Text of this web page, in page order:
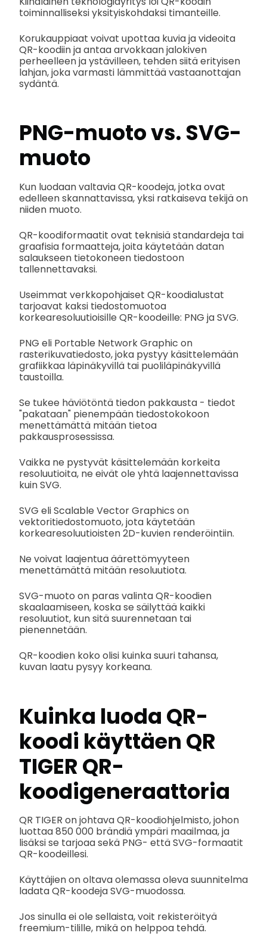
toiminnalliseksi yksityiskohdaksi timanteille.
Korukauppiaat voivat upottaa kuvia ja videoita
QR-koodiin ja antaa arvokkaan jalokiven
perheelleen ja ystävilleen, tehden siitä erityisen
lahjan, joka varmasti lämmittää vastaanottajan
sydäntä.
PNG-muoto vs. SVG-
muoto
Kun luodaan valtavia QR-koodeja, jotka ovat
edelleen skannattavissa, yksi ratkaiseva tekijä on
niiden muoto.
QR-koodiformaatit ovat teknisiä standardeja tai
graafisia formaatteja, joita käytetään datan
salaukseen tietokoneen tiedostoon
tallennettavaksi.
Useimmat verkkopohjaiset QR-koodialustat
tarjoavat kaksi tiedostomuotoa
korkearesoluutioisille QR-koodeille: PNG ja SVG.
PNG eli Portable Network Graphic on
rasterikuvatiedosto, joka pystyy käsittelemään
grafiikkaa läpinäkyvillä tai puoliläpinäkyvillä
taustoilla.
Se tukee häviötöntä tiedon pakkausta - tiedot
"pakataan" pienempään tiedostokokoon
menettämättä mitään tietoa
pakkausprosessissa.
Vaikka ne pystyvät käsittelemään korkeita
resoluutioita, ne eivät ole yhtä laajennettavissa
kuin SVG.
SVG eli Scalable Vector Graphics on
vektoritiedostomuoto, jota käytetään
korkearesoluutioisten 2D-kuvien renderöintiin.
Ne voivat laajentua äärettömyyteen
menettämättä mitään resoluutiota.
SVG-muoto on paras valinta QR-koodien
skaalaamiseen, koska se säilyttää kaikki
resoluutiot, kun sitä suurennetaan tai
pienennetään.
QR-koodien koko olisi kuinka suuri tahansa,
kuvan laatu pysyy korkeana.
Kuinka luoda QR-
koodi käyttäen QR
TIGER QR-
koodigeneraattoria
QR TIGER on johtava QR-koodiohjelmisto, johon
luottaa 850 000 brändiä ympäri maailmaa, ja
lisäksi se tarjoaa sekä PNG- että SVG-formaatit
QR-koodeillesi.
Käyttäjien on oltava olemassa oleva suunnitelma
ladata QR-koodeja SVG-muodossa.
Jos sinulla ei ole sellaista, voit rekisteröityä
freemium-tilille, mikä on helppoa tehdä.